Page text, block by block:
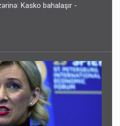
Kasko bahalaşır -